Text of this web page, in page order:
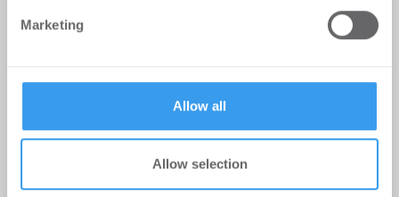
our social media, advertising and analytics partners who
Marketing
Allow all
Allow selection